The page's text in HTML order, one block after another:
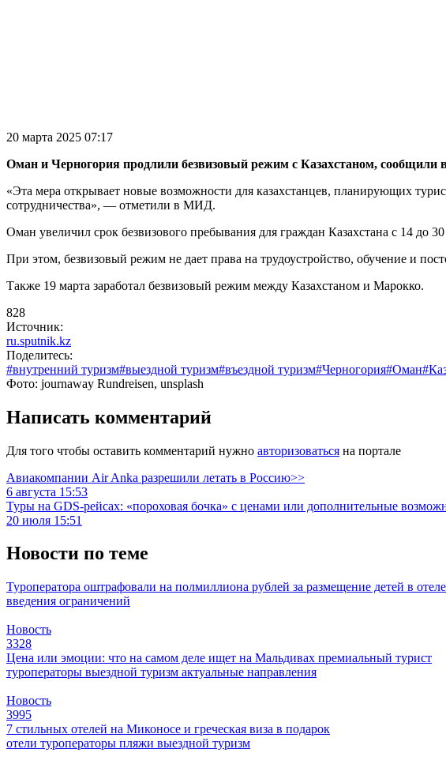
20 марта 2025 07:17
Оман и Черногория продлили безвизовый режим с Казахстаном, сообщили
«Эта мера открывает новые возможности для казахстанцев, планирующих
сотрудничества», — отметили в МИД.
Оман увеличил срок безвизового пребывания для граждан Казахстана с 14 до
При этом, безвизовый режим не дает права на трудоустройство, обучение и
Также 19 марта заработал безвизовый режим между Казахстаном и Марокко.
828
Источник:
ru.sputnik.kz
Поделитесь:
#внутренний туризм#выездной туризм#въездной туризм#Черногория#Оман
Фото: journaway Rundreisen, unsplash
Написать комментарий
Для того чтобы оставить комментарий нужно авторизоваться на портале
Авиакомпании Air Anka разрешили летать в Россию>>
6 августа 15:53
Туры на GDS-рейсах: «пороховая бочка» с ценами или дополнительные
20 июля 15:51
Новости по теме
Туроператора оштрафовали на полмиллиона рублей за размещение детей в
введения ограничений
Новость
3328
Цена или эмоции: что на самом деле ищет на Мальдивах премиальный турист
туроператоры выездной туризм актуальные направления
Новость
3995
7 стильных отелей на Миконосе и греческая виза в подарок
отели туроператоры пляжи выездной туризм